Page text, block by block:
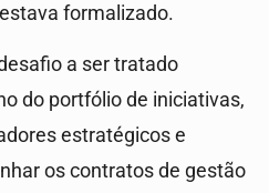
formalizado.
a ser tratado
do portfólio de iniciativas,
estratégicos e
os contratos de gestão